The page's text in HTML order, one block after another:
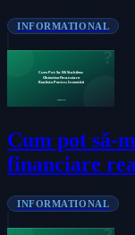
INFORMATIONAL
Cum pot să-
financiare
INFORMATIONAL